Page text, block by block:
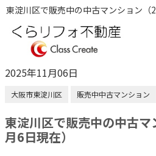
東淀川区で販売中の中古マンション（
2025年11月06日
大阪市東淀川区 販売中中古マンション
東淀川区で販売中の中古
月6日現在）